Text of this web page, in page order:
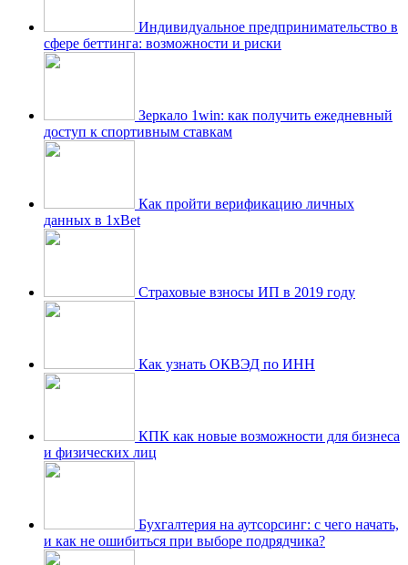
Индивидуальное предпринимательство в
сфере беттинга: возможности и риски
Зеркало 1win: как получить ежедневный
доступ к спортивным ставкам
Как пройти верификацию личных
данных в 1xBet
Страховые взносы ИП в 2019 году
Как узнать ОКВЭД по ИНН
КПК как новые возможности для бизнеса
и физических лиц
Бухгалтерия на аутсорсинг: с чего начать,
и как не ошибиться при выборе подрядчика?